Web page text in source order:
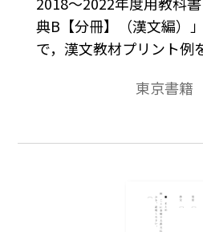
典B【分冊】（漢文編）
で，漢文教材プリント例
東京書籍